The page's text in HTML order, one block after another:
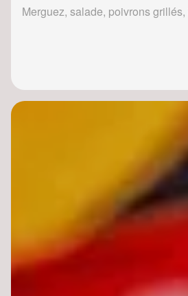
Merguez, salade, poivrons